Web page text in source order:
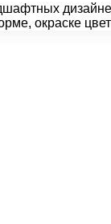
окраске